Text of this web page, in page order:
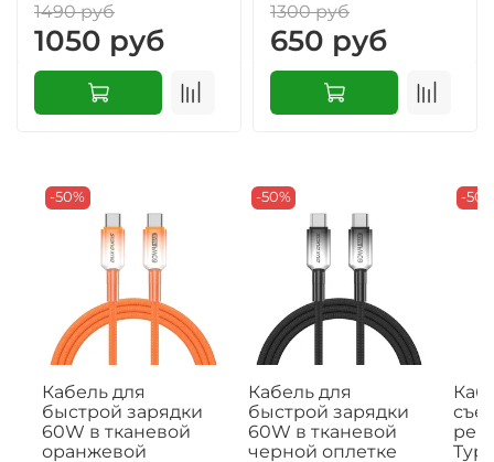
1490 руб
1050 руб
1300 руб
650 руб
-50%
Кабель для
быстрой зарядки
60W в тканевой
оранжевой
-50%
Кабель для
быстрой зарядки
60W в тканевой
черной оплетке
-